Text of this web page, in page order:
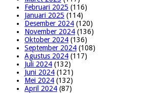
Februari 2025 (116)
Januari 2025 (114)
Desember 2024 (120)
November 2024 (136)
Oktober 2024 (136)
September 2024 (108)
Agustus 2024 (117)
Juli 2024 (132)
Juni 2024 (121)
Mei 2024 (132)
April 2024 (87)